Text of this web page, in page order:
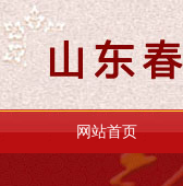
网站首页